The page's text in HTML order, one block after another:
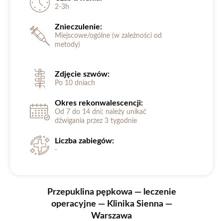
2-3h
Znieczulenie:
Miejscowe/ogólne (w zależności od
metody)
Zdjęcie szwów:
Po 10 dniach
Okres rekonwalescencji:
Od 7 do 14 dni; należy unikać
dźwigania przez 3 tygodnie
Liczba zabiegów:
-
Przepuklina pępkowa — leczenie
operacyjne — Klinika Sienna —
Warszawa